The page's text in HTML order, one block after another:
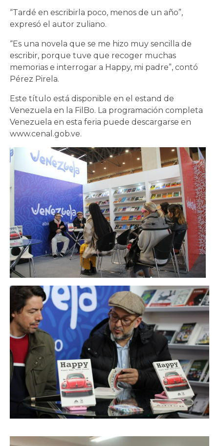
“Tardé en escribirla poco, menos de un año”,
expresó el autor zuliano.
“Es una novela que se me hizo muy sencilla de
escribir, porque tuve que recoger muchas
memorias e interrogar a Happy, mi padre”, contó
Pérez Pirela.
Este título está disponible en el estand de
Venezuela en la FilBo. La programación completa
Venezuela en esta feria puede descargarse en
www.cenal.gob.ve.